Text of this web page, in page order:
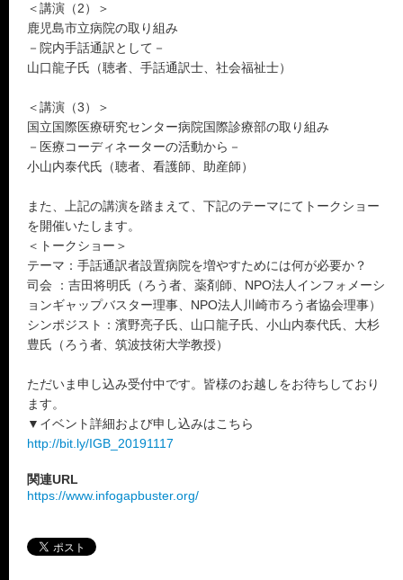
＜講演（2）＞
鹿児島市立病院の取り組み
－院内手話通訳として－
山口龍子氏（聴者、手話通訳士、社会福祉士）
＜講演（3）＞
国立国際医療研究センター病院国際診療部の取り組み
－医療コーディネーターの活動から－
小山内泰代氏（聴者、看護師、助産師）
また、上記の講演を踏まえて、下記のテーマにてトークショー
を開催いたします。
＜トークショー＞
テーマ：手話通訳者設置病院を増やすためには何が必要か？
司会 ：吉田将明氏（ろう者、薬剤師、NPO法人インフォメーシ
ョンギャップバスター理事、NPO法人川崎市ろう者協会理事）
シンポジスト：濱野亮子氏、山口龍子氏、小山内泰代氏、大杉
豊氏（ろう者、筑波技術大学教授）
ただいま申し込み受付中です。皆様のお越しをお待ちしており
ます。
▼イベント詳細および申し込みはこちら
http://bit.ly/IGB_20191117
関連URL
https://www.infogapbuster.org/